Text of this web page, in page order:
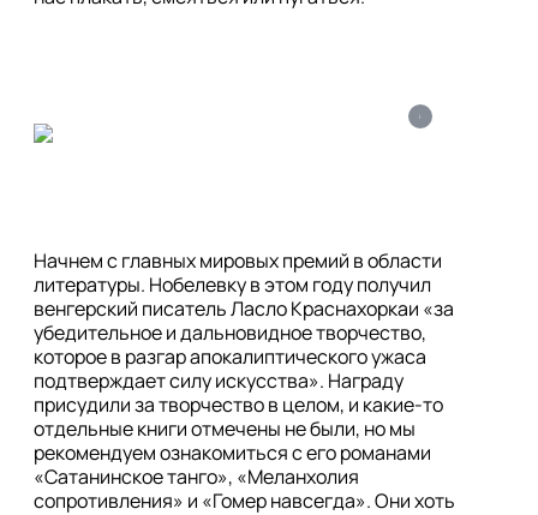
i
Начнем с главных мировых премий в области
литературы. Нобелевку в этом году получил
венгерский писатель Ласло Краснахоркаи «за
убедительное и дальновидное творчество,
которое в разгар апокалиптического ужаса
подтверждает силу искусства». Награду
присудили за творчество в целом, и какие-то
отдельные книги отмечены не были, но мы
рекомендуем ознакомиться с его романами
«Сатанинское танго», «Меланхолия
сопротивления» и «Гомер навсегда». Они хоть